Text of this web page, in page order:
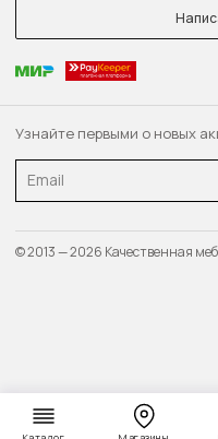
Узнайте первыми о новых
Email
© 2013 — 2026 Качественная